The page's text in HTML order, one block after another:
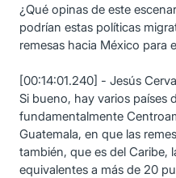
¿Qué opinas de este
podrían estas políticas
remesas hacia México para
[00:14:01.240] - Jesús
Si bueno, hay varios países
fundamentalmente
Guatemala, en que las
también, que es del Caribe,
equivalentes a más de 20